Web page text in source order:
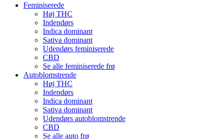
Feminiserede
Høj THC
Indendørs
Indica dominant
Sativa dominant
Udendørs feminiserede
CBD
Se alle feminiserede frø
Autoblomstrende
Høj THC
Indendørs
Indica dominant
Sativa dominant
Udendørs autoblomstrende
CBD
Se alle auto frø